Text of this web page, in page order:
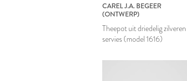
CAREL J.A. BEGEER
(ONTWERP)
Theepot uit driedelig zilveren
servies (model 1616)